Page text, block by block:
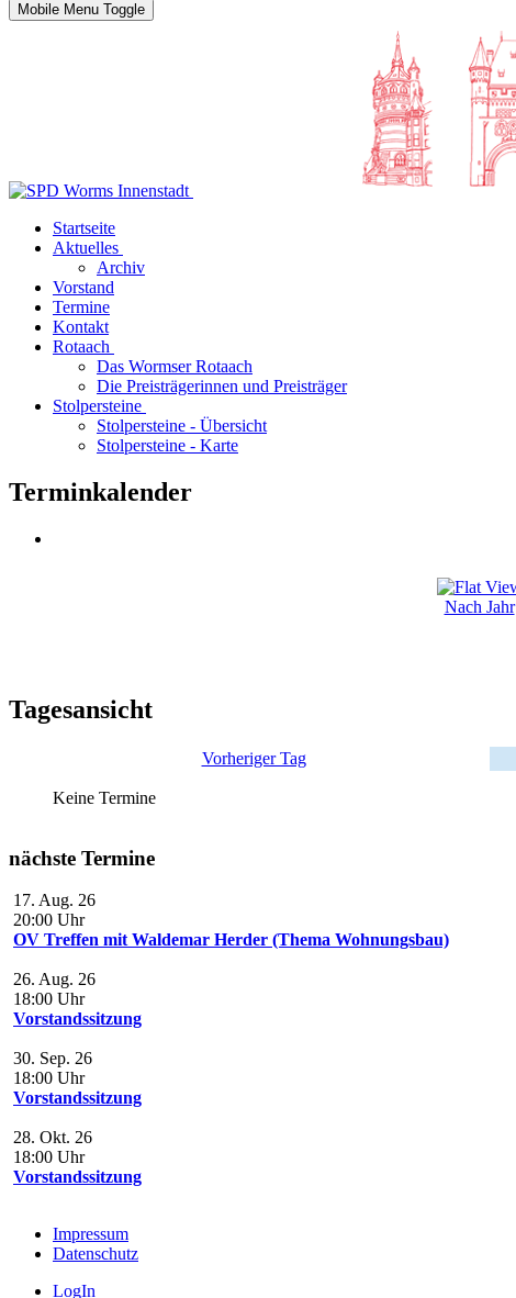
Mobile Menu Toggle
Startseite
Aktuelles
Archiv
Vorstand
Termine
Kontakt
Rotaach
Das Wormser Rotaach
Die Preisträgerinnen und Preisträger
Stolpersteine
Stolpersteine - Übersicht
Stolpersteine - Karte
Terminkalender
Nach Jahr
Tagesansicht
Vorheriger Tag
Keine Termine
nächste Termine
17. Aug. 26
20:00 Uhr
OV Treffen mit Waldemar Herder (Thema Wohnungsbau)
26. Aug. 26
18:00 Uhr
Vorstandssitzung
30. Sep. 26
18:00 Uhr
Vorstandssitzung
28. Okt. 26
18:00 Uhr
Vorstandssitzung
Impressum
Datenschutz
LogIn